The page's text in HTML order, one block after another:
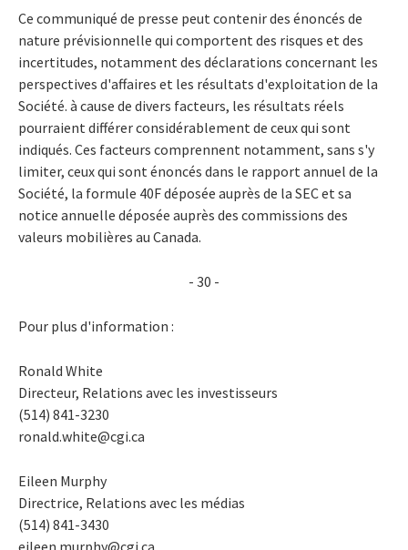
Ce communiqué de presse peut contenir des énoncés de
nature prévisionnelle qui comportent des risques et des
incertitudes, notamment des déclarations concernant les
perspectives d'affaires et les résultats d'exploitation de la
Société. à cause de divers facteurs, les résultats réels
pourraient différer considérablement de ceux qui sont
indiqués. Ces facteurs comprennent notamment, sans s'y
limiter, ceux qui sont énoncés dans le rapport annuel de la
Société, la formule 40F déposée auprès de la SEC et sa
notice annuelle déposée auprès des commissions des
valeurs mobilières au Canada.
- 30 -
Pour plus d'information :
Ronald White
Directeur, Relations avec les investisseurs
(514) 841-3230
ronald.white@cgi.ca
Eileen Murphy
Directrice, Relations avec les médias
(514) 841-3430
eileen.murphy@cgi.ca